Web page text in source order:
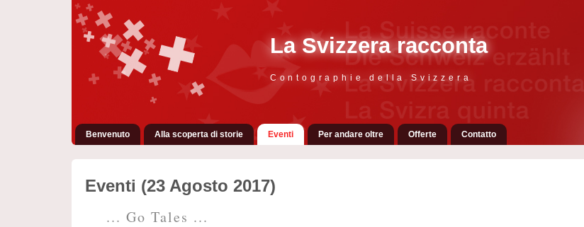
La Svizzera racconta
Contographie della Svizzera
Benvenuto Alla scoperta di storie Eventi Per andare oltre Offerte Contatto
Eventi (23 Agosto 2017)
... Go Tales ...